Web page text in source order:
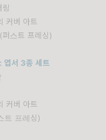
커버 아트
스트 프레싱)
엽서 3종 세트
커버 아트
트 프레싱)